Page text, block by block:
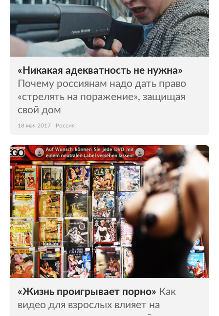
«Никакая адекватность не нужна»
Почему россиянам надо дать право
«стрелять на поражение», защищая
свой дом
18 мая 2017 Россия
«Жизнь проигрывает порно» Как
видео для взрослых влияет на